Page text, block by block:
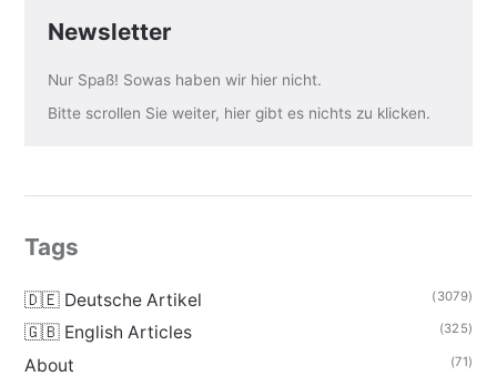
Newsletter
Nur Spaß! Sowas haben wir hier nicht.
Bitte scrollen Sie weiter, hier gibt es nichts zu klicken.
Tags
🇩🇪 Deutsche Artikel (3079)
🇬🇧 English Articles (325)
About (71)